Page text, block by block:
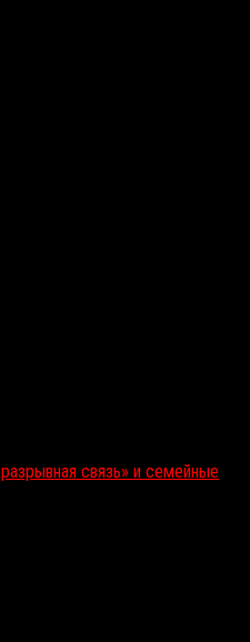
связь» и семейные